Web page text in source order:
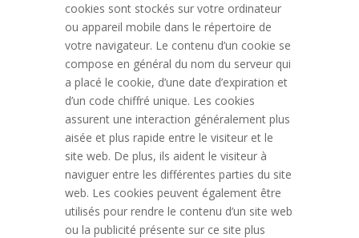
cookies sont stockés sur votre ordinateur
ou appareil mobile dans le répertoire de
votre navigateur. Le contenu d’un cookie se
compose en général du nom du serveur qui
a placé le cookie, d’une date d’expiration et
d’un code chiffré unique. Les cookies
assurent une interaction généralement plus
aisée et plus rapide entre le visiteur et le
site web. De plus, ils aident le visiteur à
naviguer entre les différentes parties du site
web. Les cookies peuvent également être
utilisés pour rendre le contenu d’un site web
ou la publicité présente sur ce site plus